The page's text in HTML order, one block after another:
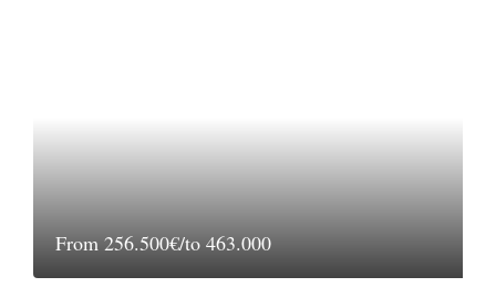
From 256.500€/to 463.000